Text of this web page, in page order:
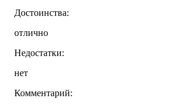
Достоинства:
отлично
Недостатки:
нет
Комментарий: